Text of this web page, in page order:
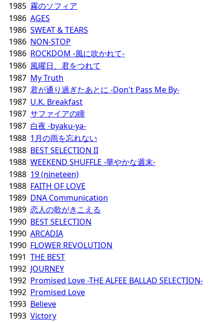
1985 霧のソフィア
1986 AGES
1986 SWEAT & TEARS
1986 NON-STOP
1986 ROCKDOM -風に吹かれて-
1986 風曜日、君をつれて
1987 My Truth
1987 君が通り過ぎたあとに -Don't Pass Me By-
1987 U.K. Breakfast
1987 サファイアの瞳
1987 白夜 -byaku-ya-
1988 1月の雨を忘れない
1988 BEST SELECTION II
1988 WEEKEND SHUFFLE -華やかな週末-
1988 19 (nineteen)
1988 FAITH OF LOVE
1989 DNA Communication
1989 恋人の歌がきこえる
1990 BEST SELECTION
1990 ARCADIA
1990 FLOWER REVOLUTION
1991 THE BEST
1992 JOURNEY
1992 Promised Love -THE ALFEE BALLAD SELECTION-
1992 Promised Love
1993 Believe
1993 Victory